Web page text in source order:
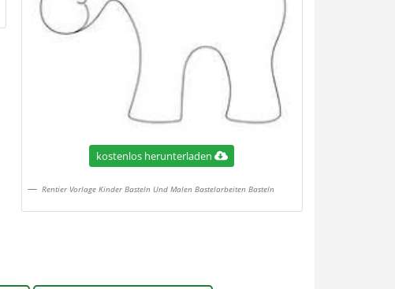
kostenlos herunterladen
Rentier Vorlage Kinder Basteln Und Malen Bastelarbeiten Basteln